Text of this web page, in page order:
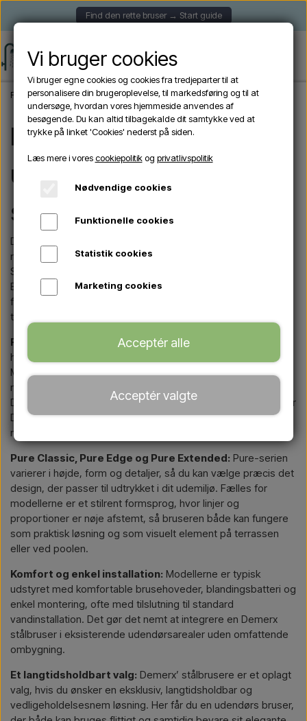
Find den rette bruser → Start guide
Forside Mærker Demerx
Demerx – eksklusive
udendørs brusere i rustfrit
stål
Demerx er kendt for robuste, elegante udendørs brusere i
rustfrit stål, skabt til nordiske forhold og et stilrent udemiljø.
Serien består af modellerne Pure Classic, Pure Edge og Pure
Extended, som alle er designet med fokus på holdbarhed,
funktionalitet og et tidløst udtryk, der passer ind på både
terrasser, ved pools og i moderne haver.
Rustfrit stål til krævende udemiljøer:
hovedmateriale giver brusere fra Demerx en markant fordel.
Materialet tåler vind, regn, sol og saltpåvirkning bedre end
mange traditionelle alternativer og er samtidig let at rengøre.
Den rene stålfinish giver et skarpt, minimalistisk look, som gør
Demerx-serien velegnet til både private og professionelle
miljøer.
Pure Classic, Pure Edge og Pure Extended: Pure-serien
varierer i højde, form og detaljer, så du kan vælge præcis det
design, der passer til udtrykket i dit udemiljø. Fælles for
modellerne er et stilrent formsprog, hvor linjer og
proportioner er nøje afstemt, så bruseren både kan fungere
som praktisk løsning og som visuelt element på terrassen
eller ved poolen.
Komfort og enkel installation: Modellerne er typisk
udstyret med komfortable brusehoveder, blandingsbatteri og
enkel montering, ofte med tilslutning til standard
vandinstallation. Det gør det nemt at integrere en Demerx
stålbruser i eksisterende udendørsarealer uden omfattende
ombygning.
Et langtidsholdbart valg: Demerx’ stålbrusere er et oplagt
valg, hvis du ønsker en eksklusiv, langtidsholdbar og
vedligeholdelsesnem løsning. Her får du en udendørs bruser,
Vi bruger cookies
Vi bruger egne cookies og cookies fra tredjeparter til at
personalisere din brugeroplevelse, til markedsføring og til at
undersøge, hvordan vores hjemmeside anvendes af
besøgende. Du kan altid tilbagekalde dit samtykke ved at
trykke på linket 'Cookies' nederst på siden.
Læs mere i vorescookiepolitikog privatlivspolitik
Nødvendige cookies
Funktionelle cookies
Statistik cookies
Marketing cookies
Acceptér alle
Acceptér valgte